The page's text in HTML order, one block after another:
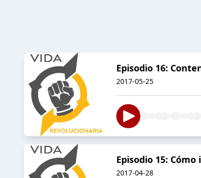
Episodio 16:
2017-05-25
Episodio 15:
2017-04-28